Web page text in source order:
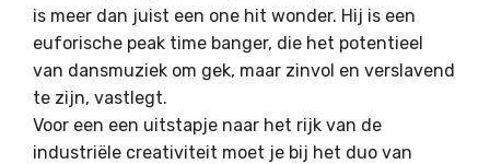
is meer dan juist een one hit wonder. Hij is een
euforische peak time banger, die het potentieel
van dansmuziek om gek, maar zinvol en verslavend
te zijn, vastlegt.
Voor een een uitstapje naar het rijk van de
industriële creativiteit moet je bij het duo van